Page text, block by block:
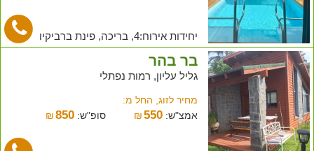
יחידות אירוח:4, בריכה, פינת ברביקיו
בר בהר
גליל עליון, רמות נפתלי
מחיר לזוג, החל מ:
אמצ"ש:
₪550 סופ"ש: ₪ 850